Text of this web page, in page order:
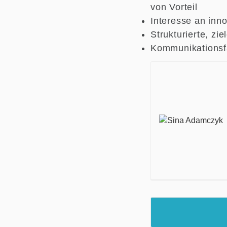
von Vorteil
Interesse an
Strukturierte,